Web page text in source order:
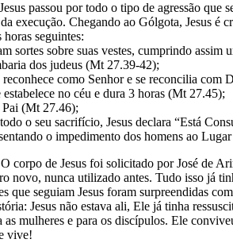
Jesus passou por todo o tipo de agressão que
execução. Chegando ao Gólgota, Jesus é
horas seguintes:
sortes sobre suas vestes, cumprindo assim
dos judeus (Mt 27.39-42);
reconhece como Senhor e se reconcilia com
estabelece no céu e dura 3 horas (Mt 27.45);
Pai (Mt 27.46);
o seu sacrifício, Jesus declara “Está
o impedimento dos homens ao
corpo de Jesus foi solicitado por José de
novo, nunca utilizado antes. Tudo isso já
que seguiam Jesus foram surpreendidas
Jesus não estava ali, Ele já tinha
as mulheres e para os discípulos. Ele
vive!